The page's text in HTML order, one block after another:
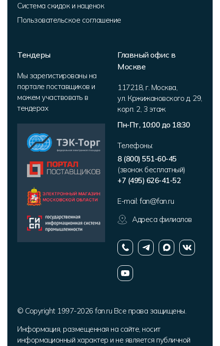
Система скидок и наценок
Пользовательское соглашение
Тендеры
Мы зарегистированы на
портале поставщиков и
можем участвовать в
тендерах
Главный офис в
Москве
117218, г. Москва,
ул. Кржижановского д. 29,
корп. 2, 3 этаж
Пн-Пт, 10:00 до 18:30
Телефоны:
8 (800) 551-60-45
(звонок бесплатный)
+7 (495) 626-41-52
E-mail: fan@fan.ru
Адреса филиалов
© Copyright 1997-2026 fan.ru Все права защищены.
Информация, размещенная на сайте, носит
информационный характер и не является публичной